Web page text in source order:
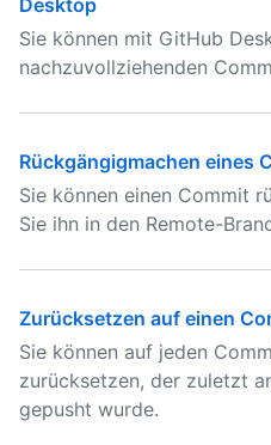
Desktop
Sie können mit GitHub
nachzuvollziehenden
Rückgängigmachen eines
Sie können einen Commit
Sie ihn in den Remote-
Zurücksetzen auf einen
Sie können auf jeden
zurücksetzen, der zuletzt
gepusht wurde.